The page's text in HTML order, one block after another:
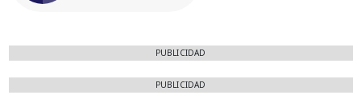
PUBLICIDAD
PUBLICIDAD